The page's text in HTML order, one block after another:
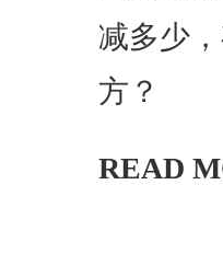
减多少
方？
READ